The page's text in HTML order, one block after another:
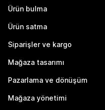
Ürün bulma
Ürün satma
Siparişler ve kargo
Mağaza tasarımı
Pazarlama ve dönüşüm
Mağaza yönetimi